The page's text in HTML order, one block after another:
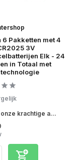
6 Pakketten met 4
3V
Elk - 24
in Totaal met
krachtige a...